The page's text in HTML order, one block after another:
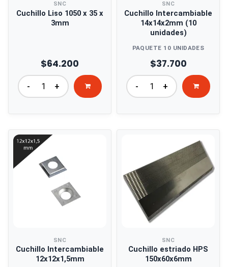
SNC
Cuchillo Liso 1050 x 35 x
3mm
$64.200
- +
SNC
Cuchillo Intercambiable
14x14x2mm (10
unidades)
PAQUETE 10 UNIDADES
$37.700
- +
SNC
Cuchillo Intercambiable
12x12x1,5mm
SNC
Cuchillo estriado HPS
150x60x6mm